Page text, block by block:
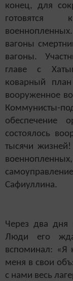
конец, для
готовятся
вагоны
вагоны.
главе с
коварный
вооруженное
Коммунисты-
состоялось
тысячи жизней!
Сафиуллина.
Через два дня
Люди его
вспоминал: «Я
меня в свои
с нами весь